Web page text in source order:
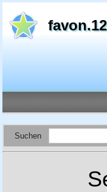
Suchen